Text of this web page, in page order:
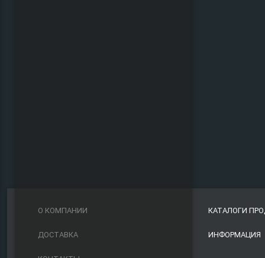
О КОМПАНИИ КАТАЛОГИ
ДОСТАВКА ИНФОРМАЦИЯ